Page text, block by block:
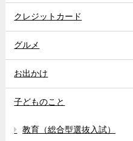
クレジットカード
グルメ
お出かけ
子どものこと
教育（総合型選抜入試）